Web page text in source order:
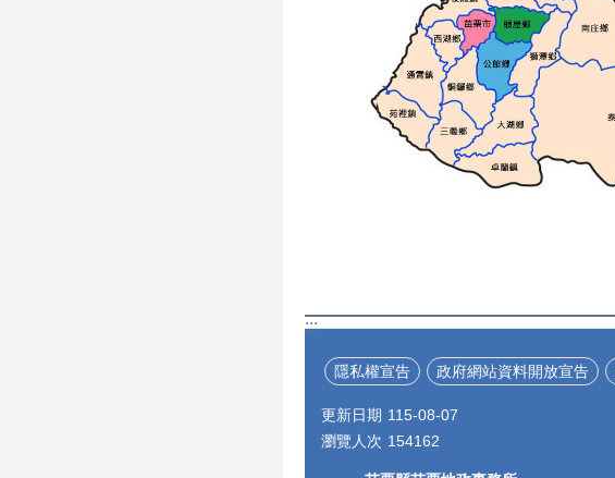
:::
隱私權宣告 政府網站資料開放宣告
更新日期 115-08-07
瀏覽人次 154162